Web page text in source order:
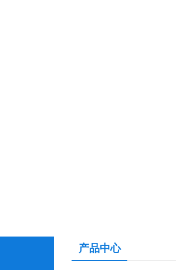
产品中心